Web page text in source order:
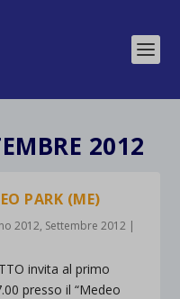
2012
PARK (ME)
2012, Settembre 2012 |
invita al primo
presso il “Medeo